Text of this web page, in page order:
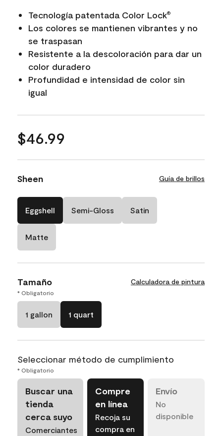
Tecnología patentada Color Lock®
Los colores se mantienen vibrantes y no
se traspasan
Resistente a la descoloración para dar un
color duradero
Profundidad e intensidad de color sin
igual
$46.99
Sheen Guía de brillos
Eggshell Semi-Gloss Satin
Matte
Tamaño Calculadora de pintura
* Obligatorio
1 gallon 1 quart
Seleccionar método de cumplimiento
* Obligatorio
Buscar una
tienda
cerca suyo
Comerciantes
Compre
en línea
Recoja su
compra en
Envío
No
disponible